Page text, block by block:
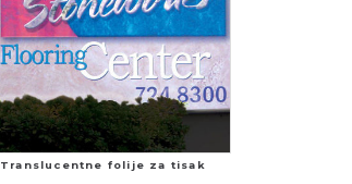
Translucentne folije za tisak